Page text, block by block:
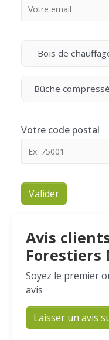
Bois de
Bûche
Votre code postal
Valider
Avis
Forestiers
Soyez le premier
avis
Laisser un avis